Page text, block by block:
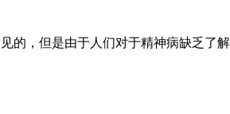
，但是由于人们对于精神病缺乏了